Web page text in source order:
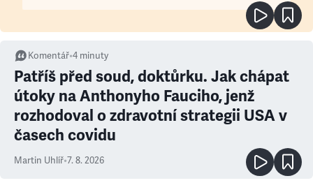
Komentář•4 minuty
Patříš před soud, doktůrku. Jak chápat
útoky na Anthonyho Fauciho, jenž
rozhodoval o zdravotní strategii USA v
časech covidu
Martin Uhlíř•7. 8. 2026